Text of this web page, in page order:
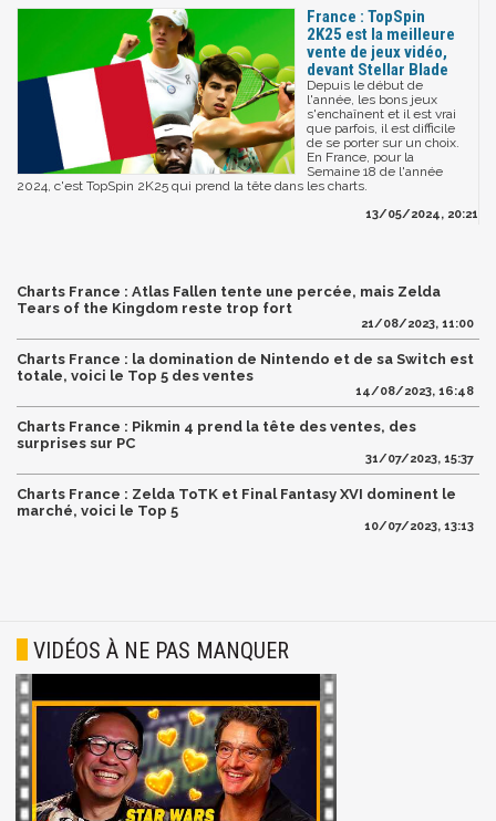
France : TopSpin
2K25 est la meilleure
vente de jeux vidéo,
devant Stellar Blade
Depuis le début de
l'année, les bons jeux
s'enchaînent et il est vrai
que parfois, il est difficile
de se porter sur un choix.
En France, pour la
Semaine 18 de l'année
2024, c'est TopSpin 2K25 qui prend la tête dans les charts.
13/05/2024, 20:21
Charts France : Atlas Fallen tente une percée, mais Zelda
Tears of the Kingdom reste trop fort
21/08/2023, 11:00
Charts France : la domination de Nintendo et de sa Switch est
totale, voici le Top 5 des ventes
14/08/2023, 16:48
Charts France : Pikmin 4 prend la tête des ventes, des
surprises sur PC
31/07/2023, 15:37
Charts France : Zelda ToTK et Final Fantasy XVI dominent le
marché, voici le Top 5
10/07/2023, 13:13
VIDÉOS À NE PAS MANQUER